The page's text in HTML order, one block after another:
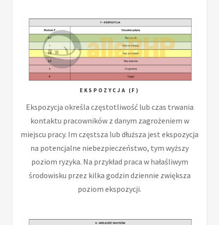
EKSPOZYCJA (F)
Ekspozycja określa częstotliwość lub czas trwania
kontaktu pracowników z danym zagrożeniem w
miejscu pracy. Im częstsza lub dłuższa jest ekspozycja
na potencjalne niebezpieczeństwo, tym wyższy
poziom ryzyka. Na przykład praca w hałaśliwym
środowisku przez kilka godzin dziennie zwiększa
poziom ekspozycji.